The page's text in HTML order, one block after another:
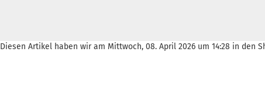
Diesen Artikel haben wir am Mittwoch, 08. April 2026 um 14:28 in den